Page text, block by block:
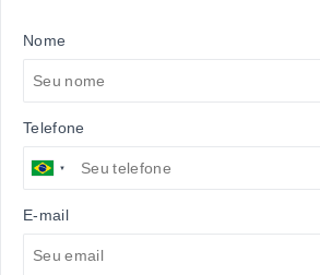
Nome
Telefone
E-mail